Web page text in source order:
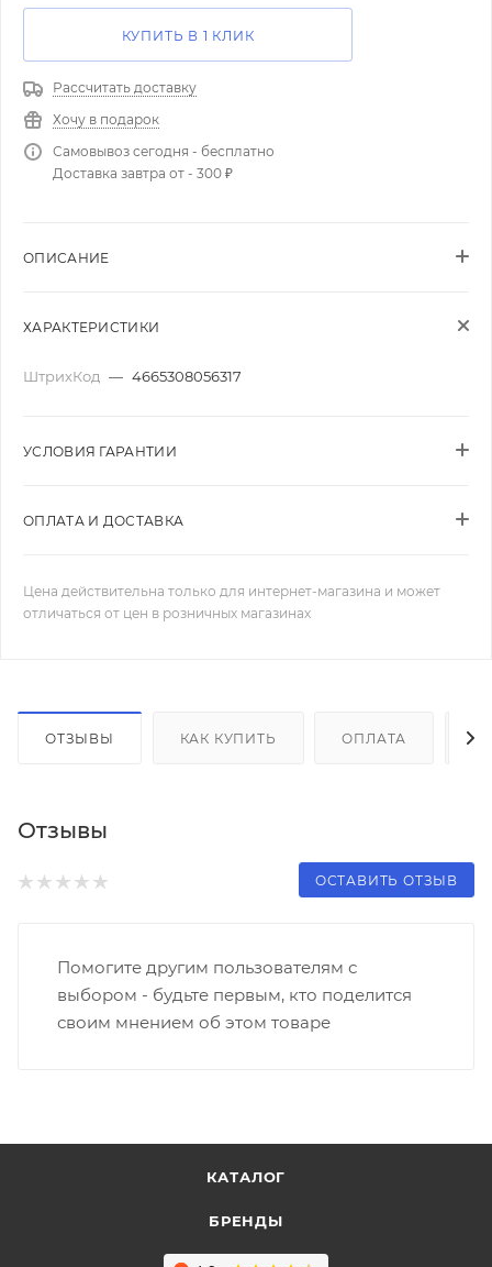
КУПИТЬ В 1 КЛИК
Рассчитать доставку
Хочу в подарок
Самовывоз сегодня - бесплатно
Доставка завтра от - 300 ₽
ОПИСАНИЕ
ХАРАКТЕРИСТИКИ
ШтрихКод — 4665308056317
УСЛОВИЯ ГАРАНТИИ
ОПЛАТА И ДОСТАВКА
Цена действительна только для интернет-магазина и может
отличаться от цен в розничных магазинах
ОТЗЫВЫ КАК КУПИТЬ ОПЛАТА
Отзывы
ОСТАВИТЬ ОТЗЫВ
Помогите другим пользователям с
выбором - будьте первым, кто поделится
своим мнением об этом товаре
КАТАЛОГ
БРЕНДЫ